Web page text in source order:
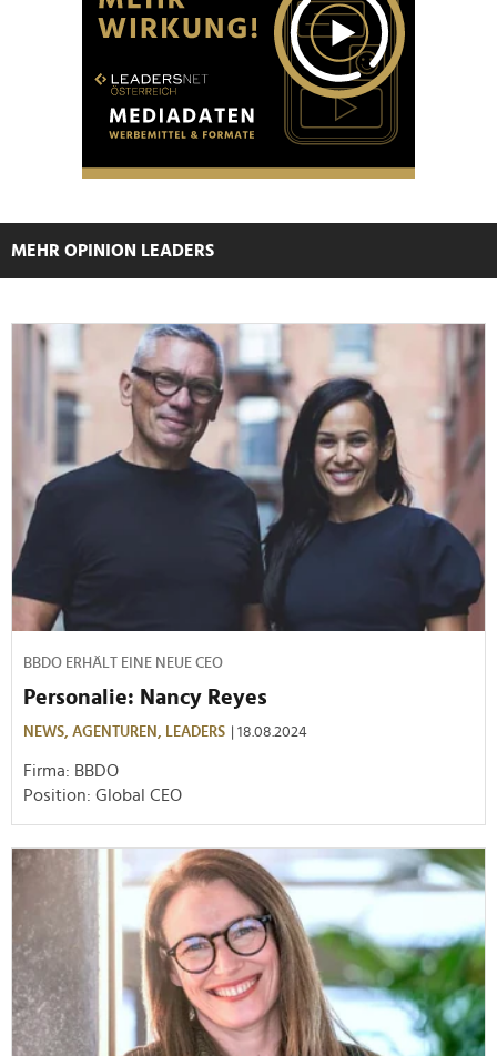
Partner führen diese Informationen möglicherweise mit
weiteren Daten zusammen, die Sie ihnen bereitgestellt
haben oder die sie im Rahmen Ihrer Nutzung der Dienste
gesammelt haben.
MEHR OPINION LEADERS
BBDO ERHÄLT EINE NEUE CEO
Personalie: Nancy Reyes
NEWS, AGENTUREN, LEADERS | 18.08.2024
Firma: BBDO
Position: Global CEO